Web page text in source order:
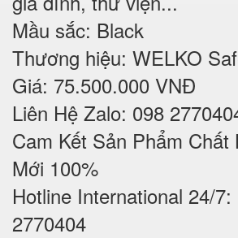
Mầu sắc: Black
Thương hiệu: WELKO
Giá: 75.500.000 VNĐ
Liên Hệ Zalo: 098
Cam Kết Sản Phẩm Chất
Mới 100%
Hotline International 24/
2770404